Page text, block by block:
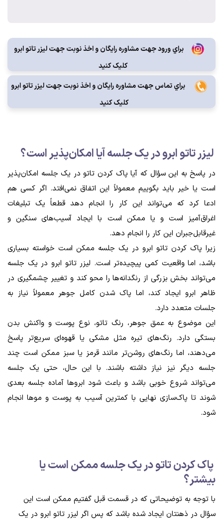
براي ورود جهت مشاوره رايگان و اخذ نوبت جهت لیزر تاتو ابرو
کليک کنيد
براي تماس جهت مشاوره رايگان و اخذ نوبت جهت لیزر تاتو ابرو
کليک کنيد
لیزر تاتو ابرو در یک جلسه آیا امکان‌پذیر است؟
در پاسخ به این سؤال که آیا پاک کردن تاتو در یک جلسه امکان‌پذیر
است یا خیر باید بگوییم معمولاً این اتفاق نمی‌افتد. اگر کسی هم
ادعا کرد که می‌تواند این کار را انجام دهد قطعاً یک تبلیغات
اغراق‌آمیز است و یا ممکن است با ایجاد آسیب‌های سنگین و
غیرقابل‌جبران این کار را انجام دهد.
زیرا پاک کردن تاتو ابرو در یک جلسه ممکن است خواسته بسیاری
باشد، اما واقعیت کمی پیچیده‌تر است. لیزر تاتو ابرو در یک جلسه
می‌تواند بخش بزرگی از رنگدانه‌ها را محو کند و تغییر چشمگیری در
ظاهر ابرو ایجاد کند، اما پاک شدن کامل جوهر معمولاً نیاز به
جلسات متعدد دارد.
این موضوع به عمق جوهر، رنگ تاتو، نوع پوست و واکنش بدن
بستگی دارد. رنگ‌های تیره مثل مشکی یا قهوه‌ای سریع‌تر پاسخ
می‌دهند، اما رنگ‌های روشن‌تر مانند قرمز یا سبز ممکن است چند
جلسه دیگر نیز نیاز داشته باشند. با این حال، حتی یک جلسه
می‌تواند شروع خوبی باشد و باعث شود ابروها آماده جلسه بعدی
شوند تا پاک‌سازی نهایی با کمترین آسیب به پوست و موها انجام
شود.
پاک کردن تاتو در یک جلسه ممکن است یا
بیشتر؟
با توجه به توضیحاتی که در قسمت قبل گفتیم ممکن است این
سؤال در ذهنتان ایجاد شده باشد که پس اگر لیزر تاتو ابرو در یک